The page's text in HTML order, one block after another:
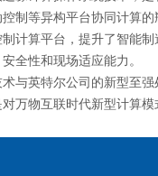
制等异构平台协同计算
计算平台，提升了智能
全性和现场适应能力。
英特尔公司的新型至强
万物互联时代新型计算